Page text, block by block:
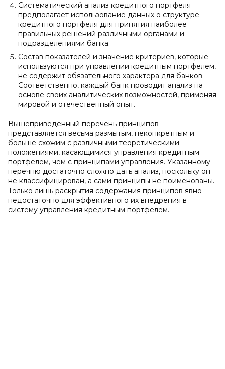
Систематический анализ кредитного портфеля
предполагает использование данных о структуре
кредитного портфеля для принятия наиболее
правильных решений различными органами и
подразделениями банка.
Состав показателей и значение критериев, которые
используются при управлении кредитным портфелем,
не содержит обязательного характера для банков.
Соответственно, каждый банк проводит анализ на
основе своих аналитических возможностей, применяя
мировой и отечественный опыт.
Вышеприведенный перечень принципов
представляется весьма размытым, неконкретным и
больше схожим с различными теоретическими
положениями, касающимися управления кредитным
портфелем, чем с принципами управления. Указанному
перечню достаточно сложно дать анализ, поскольку он
не классифицирован, а сами принципы не поименованы.
Только лишь раскрытия содержания принципов явно
недостаточно для эффективного их внедрения в
систему управления кредитным портфелем.